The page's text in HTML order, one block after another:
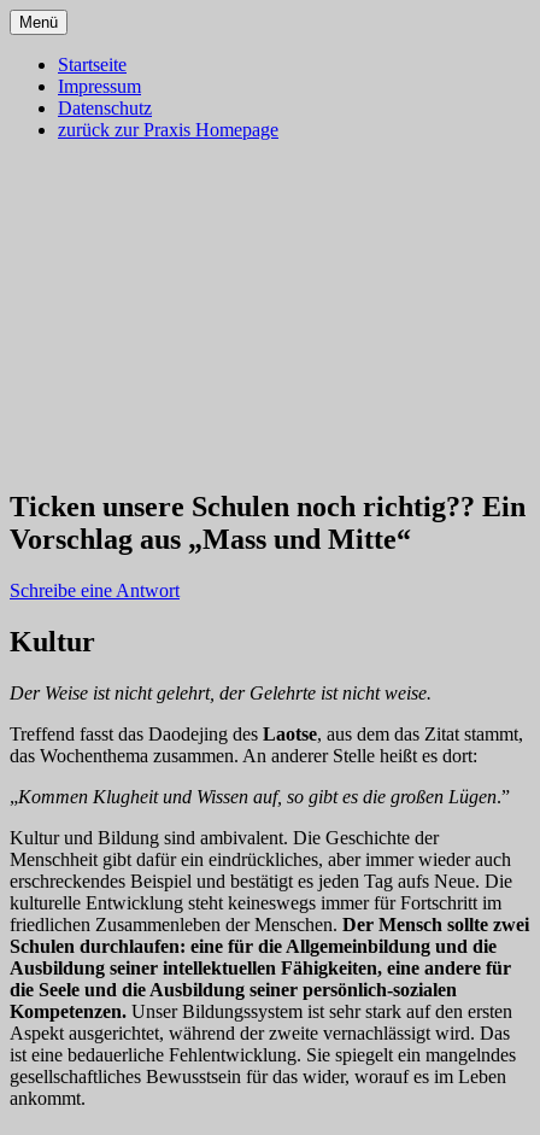
Zum
Inhalt
springen
Blog – Klassische Homöopathie
Ulm – Gesundes Leben
Menü
Startseite
Impressum
Datenschutz
zurück zur Praxis Homepage
Ticken unsere Schulen noch richtig?? Ein
Vorschlag aus „Mass und Mitte“
Schreibe eine Antwort
Kultur
Der Weise ist nicht gelehrt, der Gelehrte ist nicht weise.
Treffend fasst das Daodejing des Laotse, aus dem das Zitat stammt,
das Wochenthema zusammen. An anderer Stelle heißt es dort:
„Kommen Klugheit und Wissen auf, so gibt es die großen Lügen.”
Kultur und Bildung sind ambivalent. Die Geschichte der
Menschheit gibt dafür ein eindrückliches, aber immer wieder auch
erschreckendes Beispiel und bestätigt es jeden Tag aufs Neue. Die
kulturelle Entwicklung steht keineswegs immer für Fortschritt im
friedlichen Zusammenleben der Menschen. Der Mensch sollte zwei
Schulen durchlaufen: eine für die Allgemeinbildung und die
Ausbildung seiner intellektuellen Fähigkeiten, eine andere für
die Seele und die Ausbildung seiner persönlich-sozialen
Kompetenzen. Unser Bildungssystem ist sehr stark auf den ersten
Aspekt ausgerichtet, während der zweite vernachlässigt wird. Das
ist eine bedauerliche Fehlentwicklung. Sie spiegelt ein mangelndes
gesellschaftliches Bewusstsein für das wider, worauf es im Leben
ankommt.